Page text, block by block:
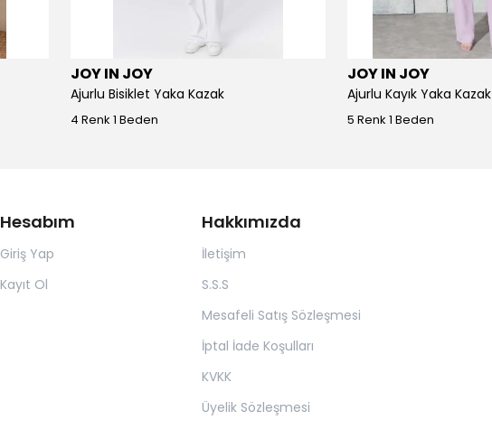
JOY IN JOY
Ajurlu Bisiklet Yaka Kazak
4 Renk 1 Beden
JOY IN JOY
Ajurlu Kayık Yaka Kazak
5 Renk 1 Beden
Hesabım
Giriş Yap
Kayıt Ol
Hakkımızda
İletişim
S.S.S
Mesafeli Satış Sözleşmesi
İptal İade Koşulları
KVKK
Üyelik Sözleşmesi